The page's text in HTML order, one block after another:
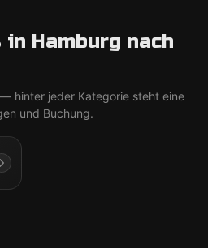
in Hamburg nach
hinter jeder Kategorie steht eine
und Buchung.